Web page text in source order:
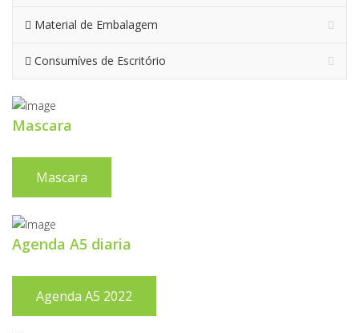
Material de Embalagem
Consumíves de Escritório
Mascara
Mascara
Agenda A5 diaria
Agenda A5 2022